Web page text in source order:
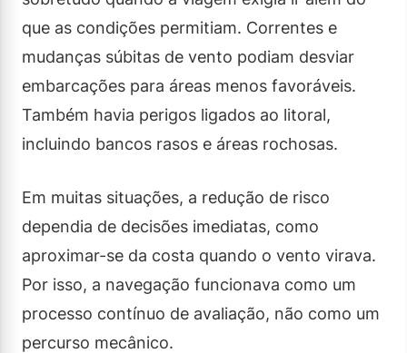
que as condições permitiam. Correntes e
mudanças súbitas de vento podiam desviar
embarcações para áreas menos favoráveis.
Também havia perigos ligados ao litoral,
incluindo bancos rasos e áreas rochosas.
Em muitas situações, a redução de risco
dependia de decisões imediatas, como
aproximar-se da costa quando o vento virava.
Por isso, a navegação funcionava como um
processo contínuo de avaliação, não como um
percurso mecânico.